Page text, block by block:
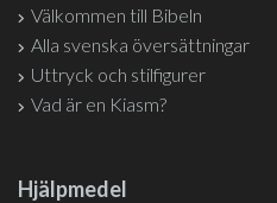
Välkommen till Bibeln
Alla svenska översättningar
Uttryck och stilfigurer
Vad är en Kiasm?
Hjälpmedel